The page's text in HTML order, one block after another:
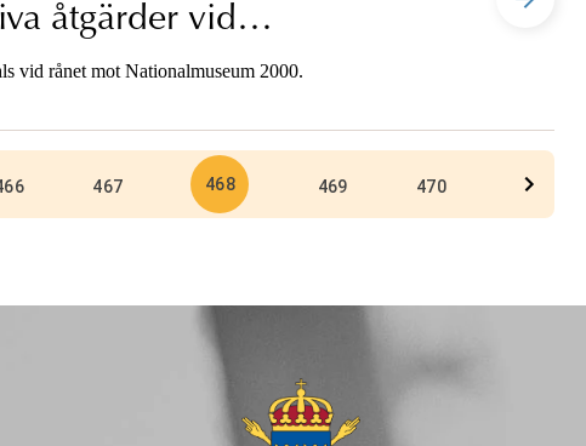
åtgärder vid
vid rånet mot Nationalmuseum 2000.
467 468 469 470